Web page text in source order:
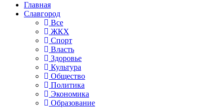
Главная
Славгород
Все
ЖКХ
Спорт
Власть
Здоровье
Культура
Общество
Политика
Экономика
Образование